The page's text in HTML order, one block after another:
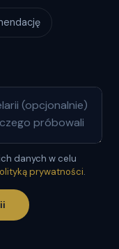
danych w celu
prywatności.